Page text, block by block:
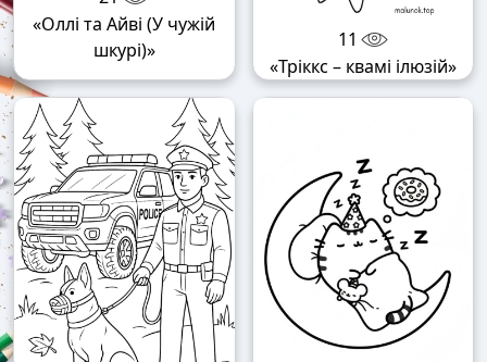
«Оллі та Айві (У чужій
шкурі)»
11
«Тріккс – квамі ілюзій»